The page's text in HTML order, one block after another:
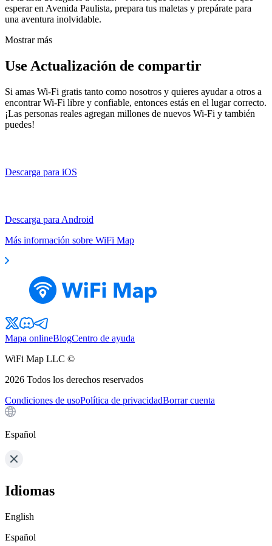
esperar en Avenida Paulista, prepara tus maletas y prepárate para
una aventura inolvidable.
Mostrar más
Use Actualización de compartir
Si amas Wi-Fi gratis tanto como nosotros y quieres ayudar a otros a
encontrar Wi-Fi libre y confiable, entonces estás en el lugar correcto.
¡Las personas reales agregan millones de nuevos Wi-Fi y también
puedes!
Descarga para iOS
Descarga para Android
Más información sobre WiFi Map
Mapa onlineBlogCentro de ayuda
WiFi Map LLC ©
2026 Todos los derechos reservados
Condiciones de usoPolítica de privacidadBorrar cuenta
Español
Idiomas
English
Español